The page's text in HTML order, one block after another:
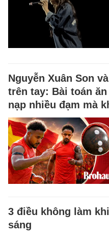
Nguyễn Xuân Son
trên tay: Bài toán
nạp nhiều đạm mà
3 điều không làm
sáng